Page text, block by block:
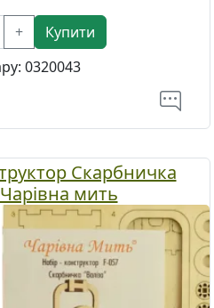
+
Купити
0320043
Скарбничка
мить